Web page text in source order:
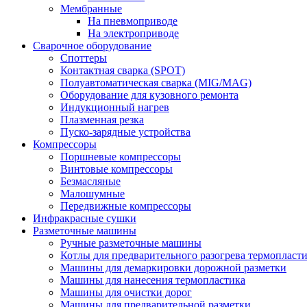
Мембранные
На пневмоприводе
На электроприводе
Сварочное оборудование
Споттеры
Контактная сварка (SPOT)
Полуавтоматическая сварка (MIG/MAG)
Оборудование для кузовного ремонта
Индукционный нагрев
Плазменная резка
Пуско-зарядные устройства
Компрессоры
Поршневые компрессоры
Винтовые компрессоры
Безмасляные
Малошумные
Передвижные компрессоры
Инфракрасные сушки
Разметочные машины
Ручные разметочные машины
Котлы для предварительного разогрева
Машины для демаркировки дорожной разметки
Машины для нанесения термопластика
Машины для очистки дорог
Машины для предварительной разметки